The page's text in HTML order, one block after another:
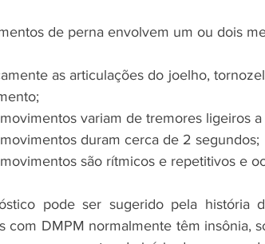
de perna envolvem um ou dois
Os movimentos variam de tremores ligeiros
Os movimentos duram cerca de 2 segundos;
Os movimentos são rítmicos e repetitivos
pode ser sugerido pela história
com DMPM normalmente têm insônia,